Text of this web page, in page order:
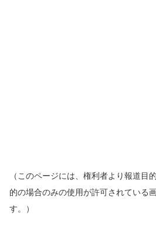
（このページには、権利者より報道目
的の場合のみの使用が許可されている
す。）